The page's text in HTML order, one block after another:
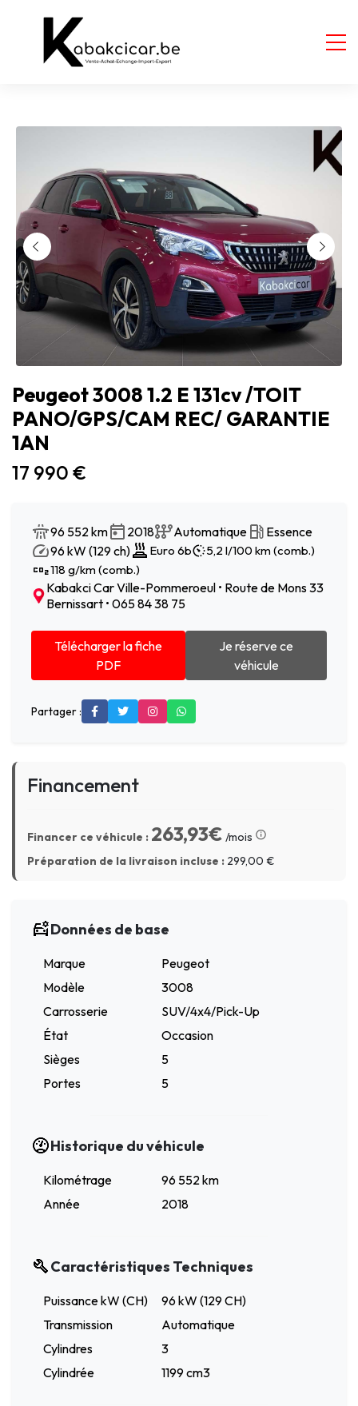
Peugeot 3008 1.2 E 131cv /TOIT
PANO/GPS/CAM REC/ GARANTIE
1AN
17 990 €
96 552 km 2018 Automatique
Essence
96 kW (129 ch)
Euro 6b
5,2 l/100 km (comb.)
118 g/km (comb.)
Kabakci Car Ville-Pommeroeul • Route de Mons 33
Bernissart • 065 84 38 75
Télécharger la fiche
PDF
Je réserve ce
véhicule
Partager :
Financement
Financer ce véhicule : 263,93€ /mois
Préparation de la livraison incluse : 299,00 €
Données de base
Marque
Peugeot
Modèle
3008
Carrosserie
SUV/4x4/Pick-Up
État
Occasion
Sièges
5
Portes
5
Historique du véhicule
Kilométrage
96 552 km
Année
2018
Caractéristiques Techniques
Puissance kW (CH)
96 kW (129 CH)
Transmission
Automatique
Cylindres
3
Cylindrée
1199 cm3